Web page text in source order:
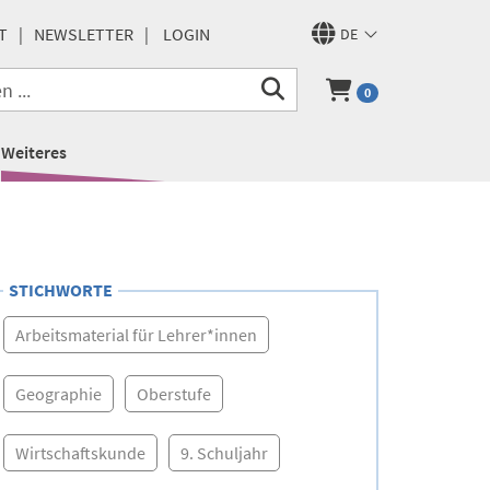
DE
NEWSLETTER LOGIN
0
Weiteres
STICHWORTE
Arbeitsmaterial für Lehrer*innen
Geographie Oberstufe
Wirtschaftskunde 9. Schuljahr